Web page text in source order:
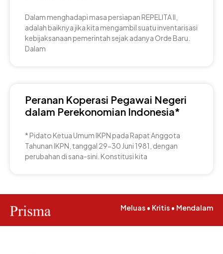
Dalam menghadapi masa persiapan REPELITA II,
adalah baiknya jika kita mengambil suatu inventarisasi
kebijaksanaan pemerintah sejak adanya Orde Baru.
Dalam
Peranan Koperasi Pegawai Negeri
dalam Perekonomian Indonesia*
* Pidato Ketua Umum IKPN pada Rapat Anggota
Tahunan IKPN, tanggal 29-30 Juni 1981, dengan
perubahan di sana-sini. Konstitusi kita
Meluas • Kritis • Mendalam